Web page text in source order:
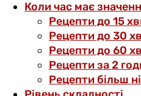
Коли час має
Рецепти до 15
Рецепти до 30
Рецепти до 60
Рецепти за 2
Рецепти більш